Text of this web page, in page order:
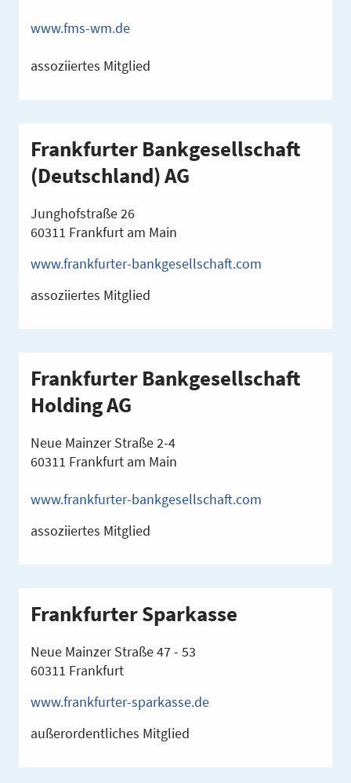
www.fms-wm.de
assoziiertes Mitglied
Frankfurter Bankgesellschaft
(Deutschland) AG
Junghofstraße 26
60311 Frankfurt am Main
www.frankfurter-bankgesellschaft.com
assoziiertes Mitglied
Frankfurter Bankgesellschaft
Holding AG
Neue Mainzer Straße 2-4
60311 Frankfurt am Main
www.frankfurter-bankgesellschaft.com
assoziiertes Mitglied
Frankfurter Sparkasse
Neue Mainzer Straße 47 - 53
60311 Frankfurt
www.frankfurter-sparkasse.de
außerordentliches Mitglied